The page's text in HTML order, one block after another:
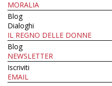
MORALIA
Blog
Dialoghi
IL REGNO DELLE DONNE
Blog
NEWSLETTER
Iscriviti
EMAIL